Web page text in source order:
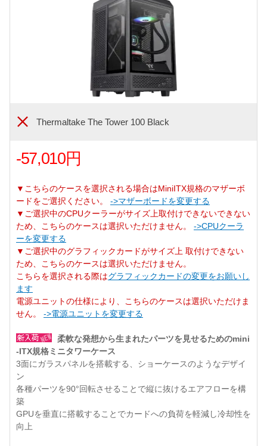
Thermaltake The Tower 100 Black
-57,010円
▼こちらのケースを選択される場合はMiniITX規格のマザーボ
ードをご選択ください。 ->マザーボードを変更する
▼ご選択中のCPUクーラーがサイズ上取付けできないできない
ため、こちらのケースは選択いただけません。 ->CPUクーラ
ーを変更する
▼ご選択中のグラフィックカードがサイズ上 取付けできない
ため、こちらのケースは選択いただけません。
こちらを選択される際はグラフィックカードの変更をお願いし
ます
電源ユニットの仕様により、こちらのケースは選択いただけま
せん。 ->電源ユニットを変更する
柔軟な発想から生まれたパーツを見せるためのmini
-ITX規格ミニタワーケース
3面にガラスパネルを搭載する、ショーケースのようなデザイ
ン
各種パーツを90°回転させることで縦に抜けるエアフローを構
築
GPUを垂直に搭載することでカードへの負荷を軽減し冷却性を
向上